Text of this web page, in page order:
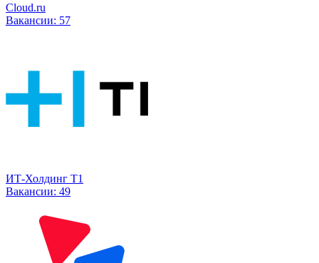
Cloud.ru
Вакансии: 57
ИТ-Холдинг Т1
Вакансии: 49